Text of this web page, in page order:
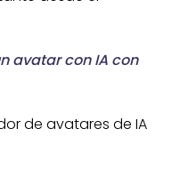
avatar con IA con
de avatares de IA